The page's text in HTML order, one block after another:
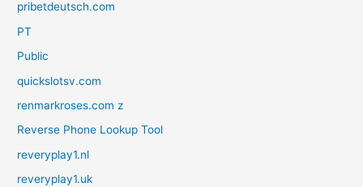
pribetdeutsch.com
PT
Public
quickslotsv.com
renmarkroses.com z
Reverse Phone Lookup Tool
reveryplay1.nl
reveryplay1.uk